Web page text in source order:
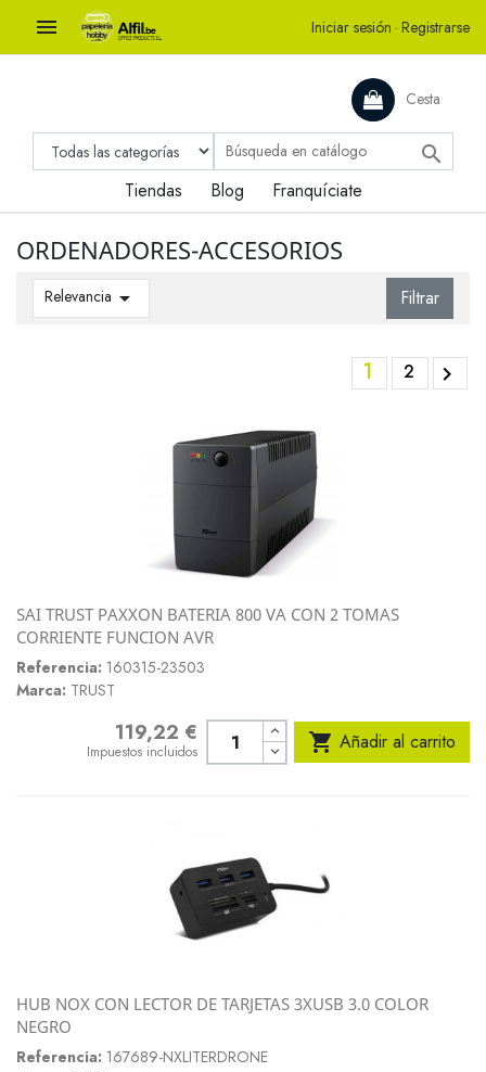
 Iniciar sesión · Registrarse
Cesta

Tiendas Blog Franquíciate
ORDENADORES-ACCESORIOS
Relevancia  Filtrar
1 2 
SAI TRUST PAXXON BATERIA 800 VA CON 2 TOMAS
CORRIENTE FUNCION AVR
Referencia: 160315-23503
Marca: TRUST
Precio119,22 €
Impuestos incluidos  Añadir al carrito
HUB NOX CON LECTOR DE TARJETAS 3XUSB 3.0 COLOR
NEGRO
Referencia: 167689-NXLITERDRONE